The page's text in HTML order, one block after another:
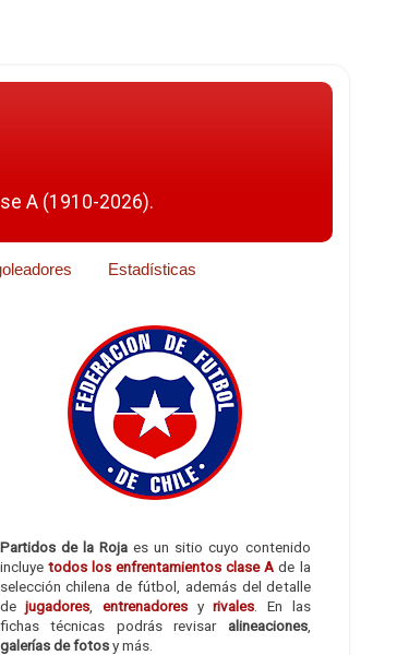
A (1910-2026).
Estadísticas
Partidos de la Rojaes un sitio cuyo contenido
incluye todos los enfrentamientos clase A de la
selección chilena de fútbol, además del detalle
dejugadores entrenadoresyrivales . En las
fichas técnicas podrás revisar alineaciones,
galerías de fotosy más.